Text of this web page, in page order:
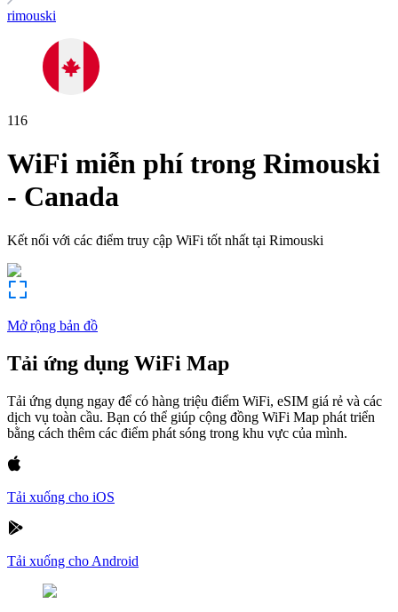
rimouski
116
WiFi miễn phí trong Rimouski
- Canada
Kết nối với các điểm truy cập WiFi tốt nhất tại Rimouski
Mở rộng bản đồ
Tải ứng dụng WiFi Map
Tải ứng dụng ngay để có hàng triệu điểm WiFi, eSIM giá rẻ và các
dịch vụ toàn cầu. Bạn có thể giúp cộng đồng WiFi Map phát triển
bằng cách thêm các điểm phát sóng trong khu vực của mình.
Tải xuống cho iOS
Tải xuống cho Android